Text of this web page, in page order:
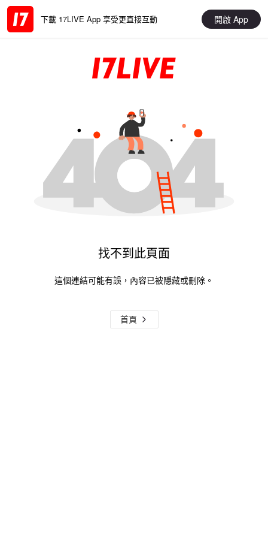
下載 17LIVE App 享受更直接互動 開啟 App
找不到此頁面
這個連結可能有誤，內容已被隱藏或刪除。
首頁